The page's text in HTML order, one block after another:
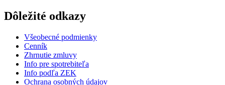
Dôležité odkazy
Všeobecné podmienky
Cenník
Zhrnutie zmluvy
Info pre spotrebiteľa
Info podľa ZEK
Ochrana osobných údajov